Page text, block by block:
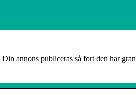
annons publiceras så fort den har